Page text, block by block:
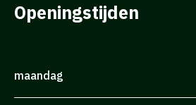
Openingstijden
maandag